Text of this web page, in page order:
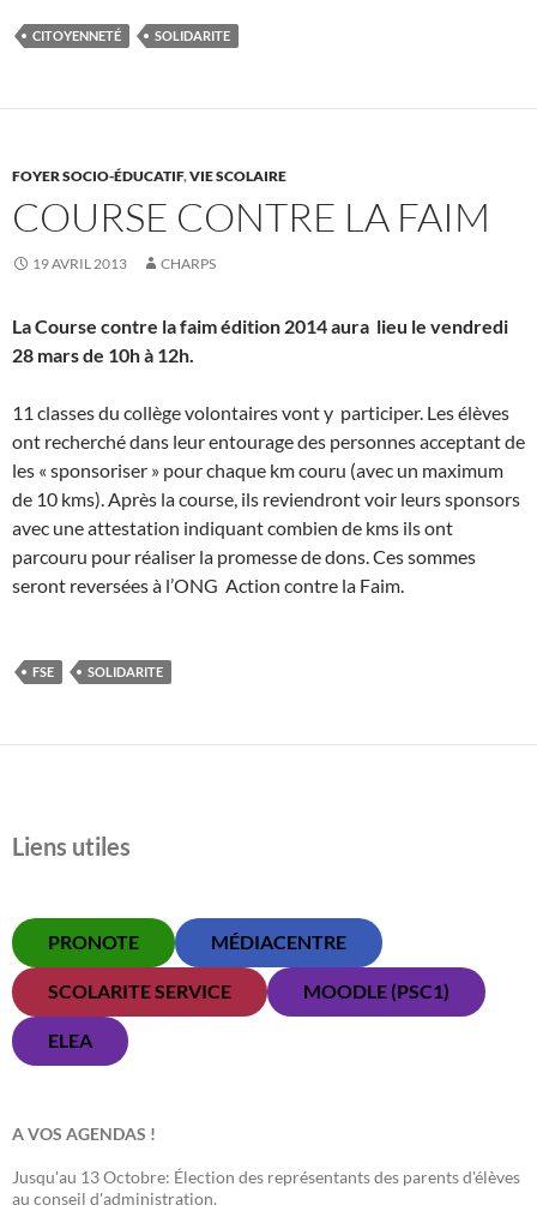
CITOYENNETÉ SOLIDARITE
FOYER SOCIO-ÉDUCATIF,VIE SCOLAIRE
COURSE CONTRE LA FAIM
19 AVRIL 2013 CHARPS
La Course contre la faim édition 2014 aura lieu le vendredi
28 mars de 10h à 12h.
11 classes du collège volontaires vont y participer. Les élèves
ont recherché dans leur entourage des personnes acceptant de
les « sponsoriser » pour chaque km couru (avec un maximum
de 10 kms). Après la course, ils reviendront voir leurs sponsors
avec une attestation indiquant combien de kms ils ont
parcouru pour réaliser la promesse de dons. Ces sommes
seront reversées à l’ONG Action contre la Faim.
FSE SOLIDARITE
Liens utiles
PRONOTE MÉDIACENTRE
SCOLARITE SERVICE MOODLE (PSC1)
ELEA
A VOS AGENDAS !
Jusqu'au 13 Octobre: Élection des représentants des parents d'élèves
au conseil d'administration.